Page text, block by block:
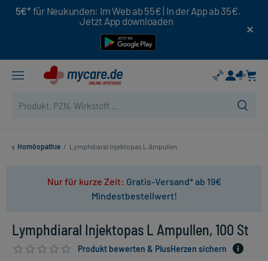
5€* für Neukunden: Im Web ab 55€ | In der App ab 35€.
Jetzt App downloaden
Homöopathie / Lymphdiaral Injektopas L Ampullen
Nur für kurze Zeit: Gratis-Versand* ab 19€
Mindestbestellwert!
Lymphdiaral Injektopas L Ampullen, 100 St
Produkt bewerten & PlusHerzen sichern